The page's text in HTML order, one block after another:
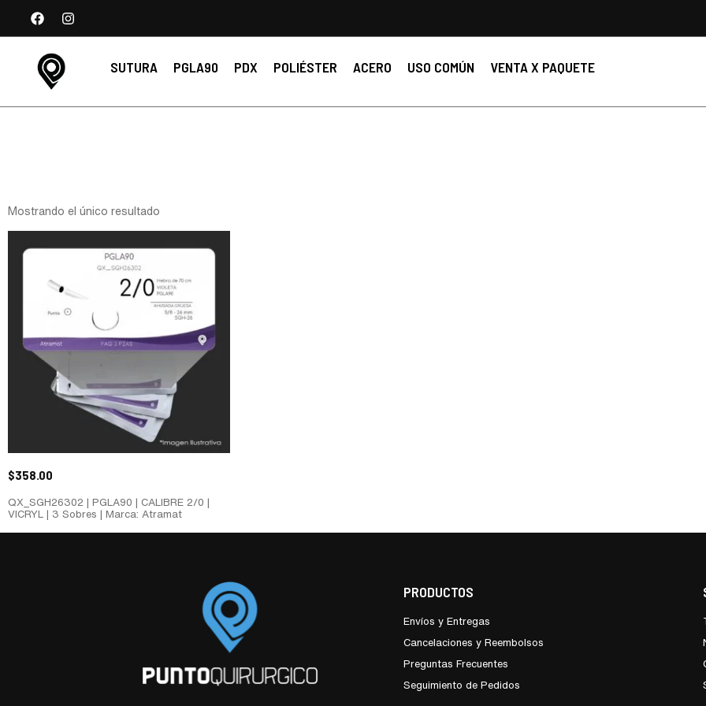
SUTURA PGLA90 PDX POLIÉSTER ACERO USO COMÚN VENTA X PAQUETE
Mostrando el único resultado
$358.00
QX_SGH26302 | PGLA90 | CALIBRE 2/0 |
VICRYL | 3 Sobres | Marca: Atramat
PRODUCTOS
Envíos y Entregas
Cancelaciones y Reembolsos
Preguntas Frecuentes
Seguimiento de Pedidos